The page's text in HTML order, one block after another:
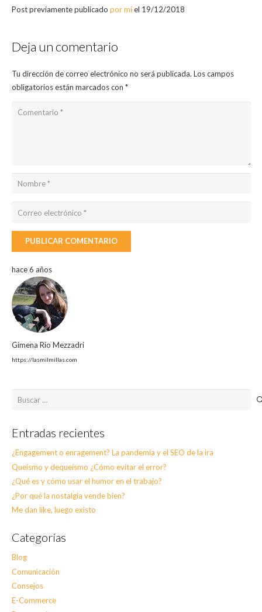
Post previamente publicado por míel 19/12/2018
Deja un comentario
Tu dirección de correo electrónico no será publicada. Los campos
obligatorios están marcados con *
PUBLICAR COMENTARIO
hace 6 años
Gimena Río Mezzadri
https://lasmilmillas.com
Buscar:
Entradas recientes
¿Engagement o enragement? La pandemia y el SEO de la ira
Queísmo y dequeísmo ¿Cómo evitar el error?
¿Qué es y cómo usar el humor en el trabajo?
¿Por qué la nostalgia vende bien?
Me dan like, luego existo
Categorías
Blog
Comunicación
Consejos
E-Commerce